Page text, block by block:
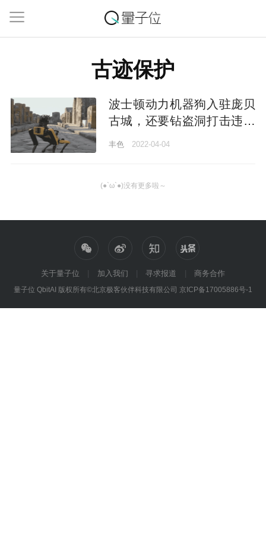
古迹保护
波士顿动力机器狗入驻庞贝
古城，还要钻盗洞打击违法
犯罪
丰色 2022-04-04
(●`ω`●)没有更多啦～
关于量子位 加入我们 寻求报道
商务合作
量子位 QbitAI 版权所有©北京极客伙伴科技有限公司 京ICP备17005886号-1